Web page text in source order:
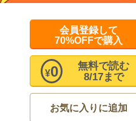
会員登録して
70%OFFで購入
無料で読む
8/17まで
¥0
お気に入りに追加